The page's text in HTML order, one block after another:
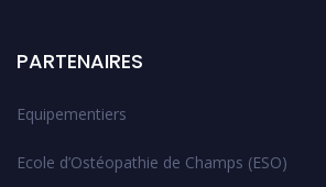
PARTENAIRES
Equipementiers
Ecole d’Ostéopathie de Champs (ESO)